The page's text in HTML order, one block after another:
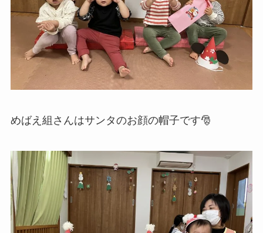
めばえ組さんはサンタのお顔の帽子です🎅